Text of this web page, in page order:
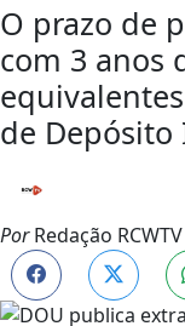
O prazo de
com 3 anos
de Depósito
PorRedação RCWTV